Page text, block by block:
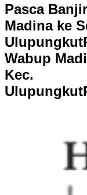
Pasca
Madina ke
Ulupungkut
Wabup
Kec.
Ulupungkut